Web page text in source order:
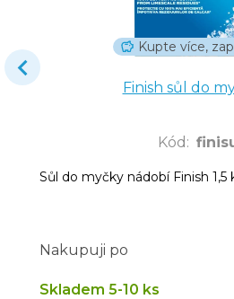
Kupte více,
Finish sůl do
Kód :
Sůl do myčky nádobí Finish 1,5
Nakupuji po
Skladem 5-10 ks